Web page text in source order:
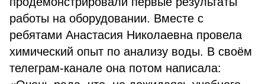
работы на оборудовании. Вместе с
ребятами Анастасия Николаевна провела
химический опыт по анализу воды. В своём
телеграм-канале она потом написала: